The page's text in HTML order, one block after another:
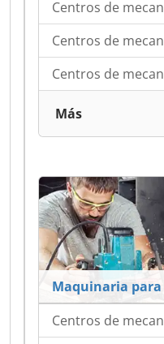
Centros de
Centros de
Centros de
Más
Maquinaria
Centros de